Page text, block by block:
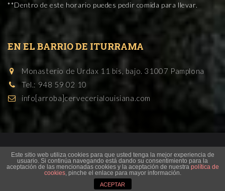
**Dentro de este horario puedes pedir comida para llevar.
EN EL BARRIO DE ITURRAMA
Monasterio de Urdax 11 bis, bajo. 31007 Pamplona
Tel.: 948 59 02 10
info[arroba]cervecerialouisiana.com
Cervecería Restaurante en Pamplona - © Cervecería
Louisiana 2019
Este sitio web utiliza cookies para que usted tenga la mejor experiencia de
usuario. Si continúa navegando está dando su consentimiento para la
aceptación de las mencionadas cookies y la aceptación de nuestra política de
cookies, pinche el enlace para mayor información.
ACEPTAR